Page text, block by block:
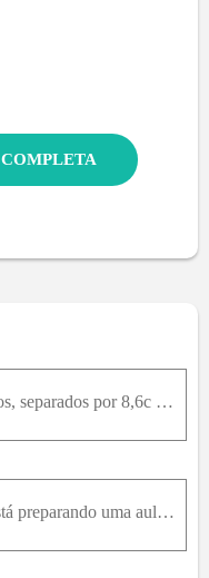
MOSTRAR SOLUÇÃO COMPLETA
Dois fios longos, retilíneos e paralelos, separados por 8,6c m , conduzem corrente iguais. Os fios se repelem com uma força de 3,6 n N / m por unidade de comprimento. (a) As correntes são paralelas ou
Como um estudante técnico, você está preparando uma aula de demonstração sobre “suspensão magnética”. Você tem um fio rígido, retilíneo, de 16c m de comprimento, que será suspenso por guias flexíveis,